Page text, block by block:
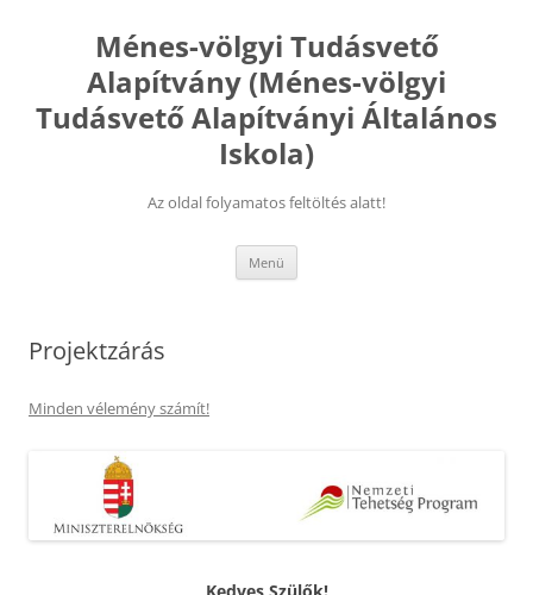
tartalombaMénes-völgyi Tudásvető
Alapítvány (Ménes-völgyi
Tudásvető Alapítványi Általános
Iskola)
Az oldal folyamatos feltöltés alatt!
Menü
Projektzárás
Minden vélemény számít!